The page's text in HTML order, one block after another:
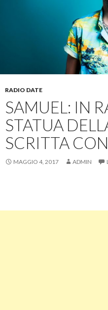
RADIO DATE
SAMUEL: IN
STATUA
SCRITTA
MAGGIO 4, 2017 ADMIN